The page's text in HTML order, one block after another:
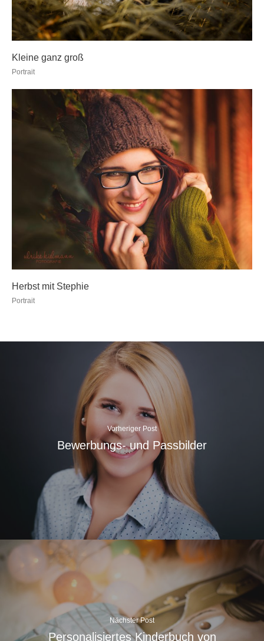
Kleine ganz groß
Portrait
Herbst mit Stephie
Portrait
Vorheriger Post
Bewerbungs- und Passbilder
Nächster Post
Personalisiertes Kinderbuch von